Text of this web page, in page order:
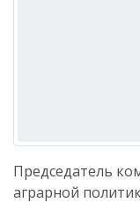
Председатель
аграрной